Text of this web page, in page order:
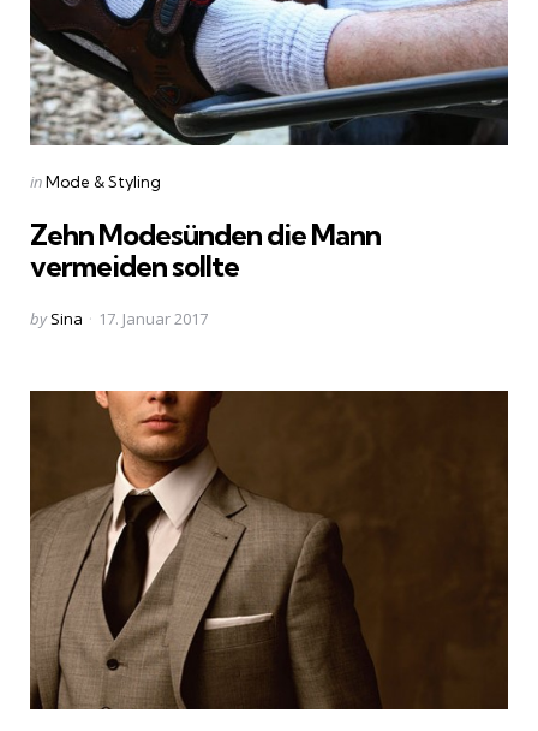
Categories
Posted
inMode & Styling
Zehn Modesünden die Mann
vermeiden sollte
Posted
by Sina 17. Januar 2017